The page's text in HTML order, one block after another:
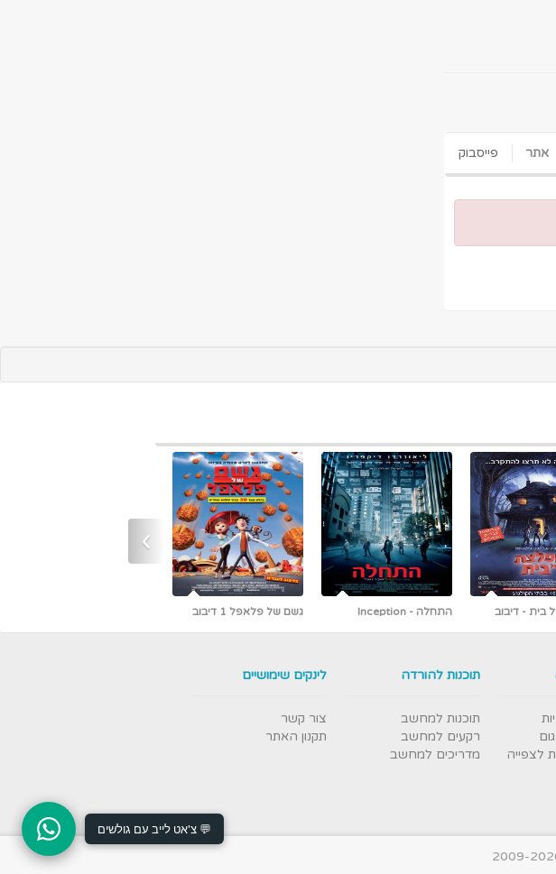
אתר פייסבוק
התחלה - Inception
גשם של פלאפל 1 דיבוב
כמו גדולים (קלאסיקה עם
›
לצפייה
תוכנות להורדה
תוכנות למחשב
רקעים למחשב
מדריכים למחשב
לינקים שימושיים
צור קשר
תקנון האתר
💬 צ'אט לייב עם גולשים